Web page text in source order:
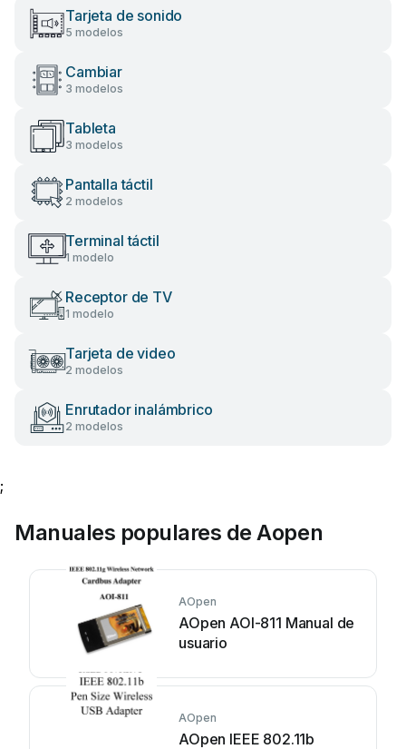
Tarjeta de sonido
5 modelos
Cambiar
3 modelos
Tableta
3 modelos
Pantalla táctil
2 modelos
Terminal táctil
1 modelo
Receptor de TV
1 modelo
Tarjeta de video
2 modelos
Enrutador inalámbrico
2 modelos
;
Manuales populares de Aopen
AOpen
AOpen AOI-811 Manual de
usuario
AOpen
AOpen IEEE 802.11b